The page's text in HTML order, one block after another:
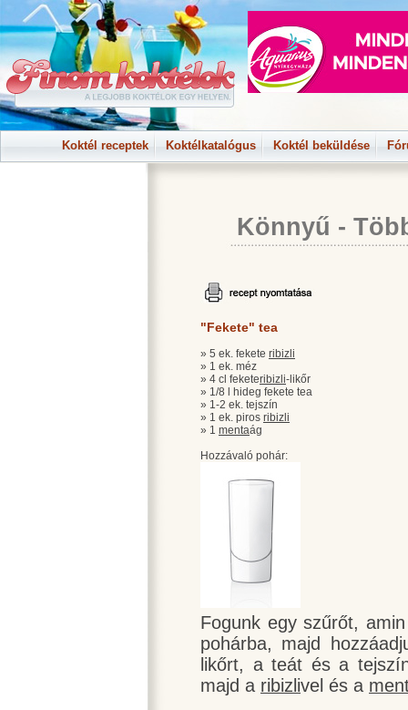
Koktél receptek Koktélkatalógus Koktél beküldése
Könnyű -
"Fekete" tea
» 5 ek. fekete ribizli
» 1 ek. méz
» 4 cl feketeribizli-likőr
» 1/8 l hideg fekete tea
» 1-2 ek. tejszín
» 1 ek. piros ribizli
» 1 mentaág
Hozzávaló pohár:
Fogunk egy szűrőt,
pohárba, majd
likőrt, a teát és a
majd a ribizlivel és a